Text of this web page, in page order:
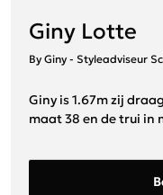
Giny Lotte
By Giny - Styleadviseur
Giny is 1.67m zij
maat 38 en de trui in